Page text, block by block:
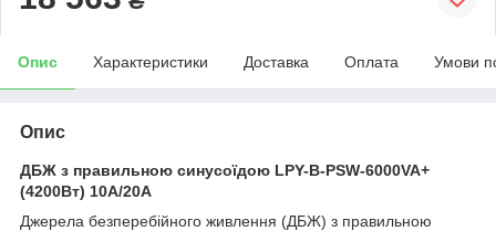
Опис Характеристики Доставка Оплата Умови
Опис
ДБЖ з правильною синусоїдою LPY-B-PSW-6000VA+
(4200Вт) 10A/20A
Джерела безперебійного живлення (ДБЖ) з правильною